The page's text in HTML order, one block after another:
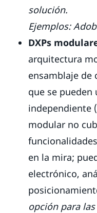
solución.
Ejemplos:
DXPs
arquitectura
ensamblaje de
que se
independiente
modular no
en la mira;
electrónico,
opción para